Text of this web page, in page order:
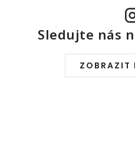
Sledujte nás
ZOBRAZIT